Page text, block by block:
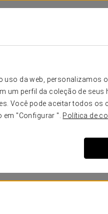
da web, personalizamos
um perfil da coleção de seus
Você pode aceitar todos os
"Configurar ". Política de
Seu
- 360
- 180